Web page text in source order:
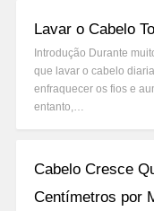
Lavar o Cabelo
Introdução Durante
que lavar o cabelo
enfraquecer os fios e
entanto,…
Cabelo Cresce
Centímetros por